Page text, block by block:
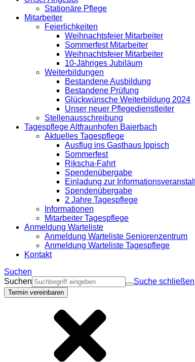
Stationäre Pflege
Mitarbeiter
Feierlichkeiten
Weihnachtsfeier Mitarbeiter
Sommerfest Mitarbeiter
Weihnachtsfeier Mitarbeiter
10-Jähriges Jubiläum
Weiterbildungen
Bestandene Ausbildung
Bestandene Prüfung
Glückwünsche Weiterbildung 2024
Unser neuer Pflegedienstleiter
Stellenausschreibung
Tagespflege Altfraunhofen Baierbach
Aktuelles Tagespflege
Ausflug ins Gasthaus Ippisch
Sommerfest
Rikscha-Fahrt
Spendenübergabe
Einladung zur
Spendenübergabe
2 Jahre Tagespflege
Informationen
Mitarbeiter Tagespflege
Anmeldung Warteliste
Anmeldung Warteliste Seniorenzentrum
Anmeldung Warteliste Tagespflege
Kontakt
Suchen
Suchen
Suche schließen
Termin vereinbaren